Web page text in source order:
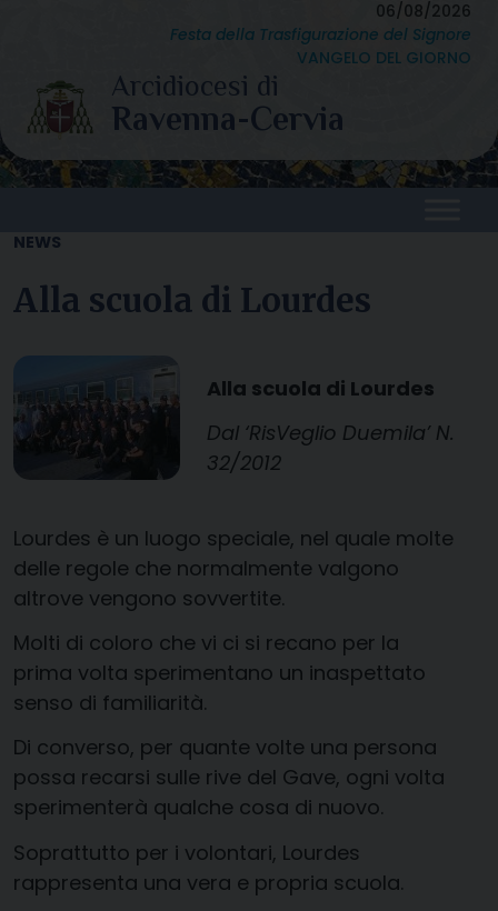
content
06/08/2026
Festa della Trasfigurazione del Signore
VANGELO DEL GIORNO
NEWS
Alla scuola di Lourdes
Alla scuola di Lourdes
Dal ‘RisVeglio Duemila’ N.
32/2012
Lourdes è un luogo speciale, nel quale molte
delle regole che normalmente valgono
altrove vengono sovvertite.
Molti di coloro che vi ci si recano per la
prima volta sperimentano un inaspettato
senso di familiarità.
Di converso, per quante volte una persona
possa recarsi sulle rive del Gave, ogni volta
sperimenterà qualche cosa di nuovo.
Soprattutto per i volontari, Lourdes
rappresenta una vera e propria scuola.